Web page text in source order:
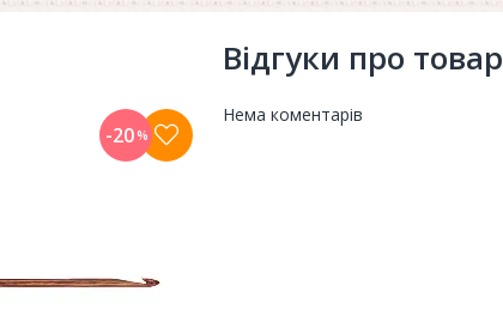
-20%
Відгуки про товар
Нема коментарів